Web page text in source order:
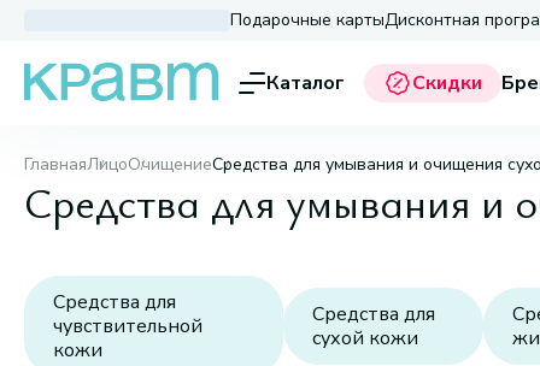
Подарочные картыДисконтная
Каталог Скидки
ГлавнаяЛицоОчищениеСредства для умывания и очищения
Средства для умывания и
Средства для
чувствительной
кожи
Средства для
сухой кожи